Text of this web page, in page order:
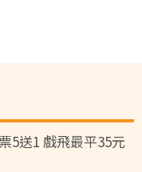
5送1 戲飛最平35元